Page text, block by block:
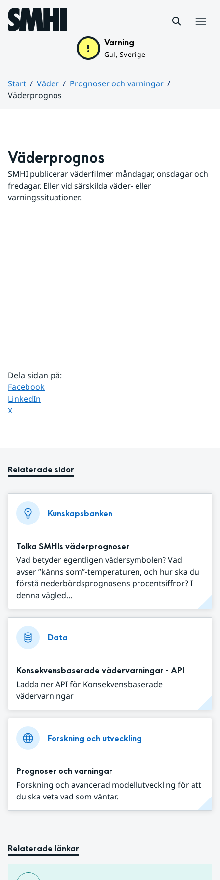
Hoppa till sidans innehåll
Varning
Gul, Sverige
Start Väder
Prognoser och varningar
Väderprognos
Väderprognos
SMHI publicerar väderfilmer måndagar, onsdagar och
fredagar. Eller vid särskilda väder- eller
varningssituationer.
Dela sidan på:
Dela sidan på
Facebook
Dela sidan på
LinkedIn
Dela sidan på
X
Relaterade sidor
Kunskapsbanken
Tolka SMHIs väderprognoser
Vad betyder egentligen vädersymbolen? Vad
avser ”känns som”-temperaturen, och hur ska du
förstå nederbördsprognosens procentsiffror? I
denna vägled...
Data
Konsekvensbaserade vädervarningar - API
Ladda ner API för Konsekvensbaserade
vädervarningar
Forskning och utveckling
Prognoser och varningar
Forskning och avancerad modellutveckling för att
du ska veta vad som väntar.
Relaterade länkar